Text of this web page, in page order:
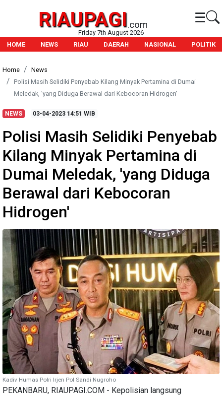
RIAUPAGI.com ☰
Friday 7th August 2026
HOME
NEWS RIAU DAERAH NASIONAL POLITIK
Home
News
Polisi Masih Selidiki Penyebab Kilang Minyak Pertamina di Dumai
Meledak, 'yang Diduga Berawal dari Kebocoran Hidrogen'
NEWS 03-04-2023 14:51 WIB
Polisi Masih Selidiki Penyebab
Kilang Minyak Pertamina di
Dumai Meledak, 'yang Diduga
Berawal dari Kebocoran
Hidrogen'
Kadiv Humas Polri Irjen Pol Sandi Nugroho
PEKANBARU, RIAUPAGI.COM - Kepolisian langsung